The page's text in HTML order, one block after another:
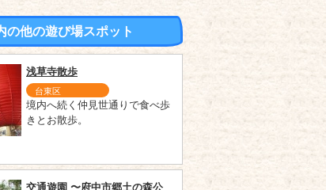
の他の遊び場スポット
浅草寺散歩
台東区
境内へ続く仲見世通りで食べ歩
きとお散歩。
交通遊園 〜府中市郷土の森公